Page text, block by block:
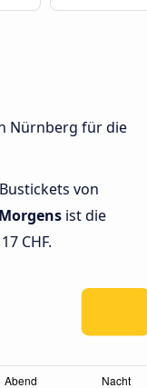
Nürnberg für die
von
Morgens ist die
CHF.